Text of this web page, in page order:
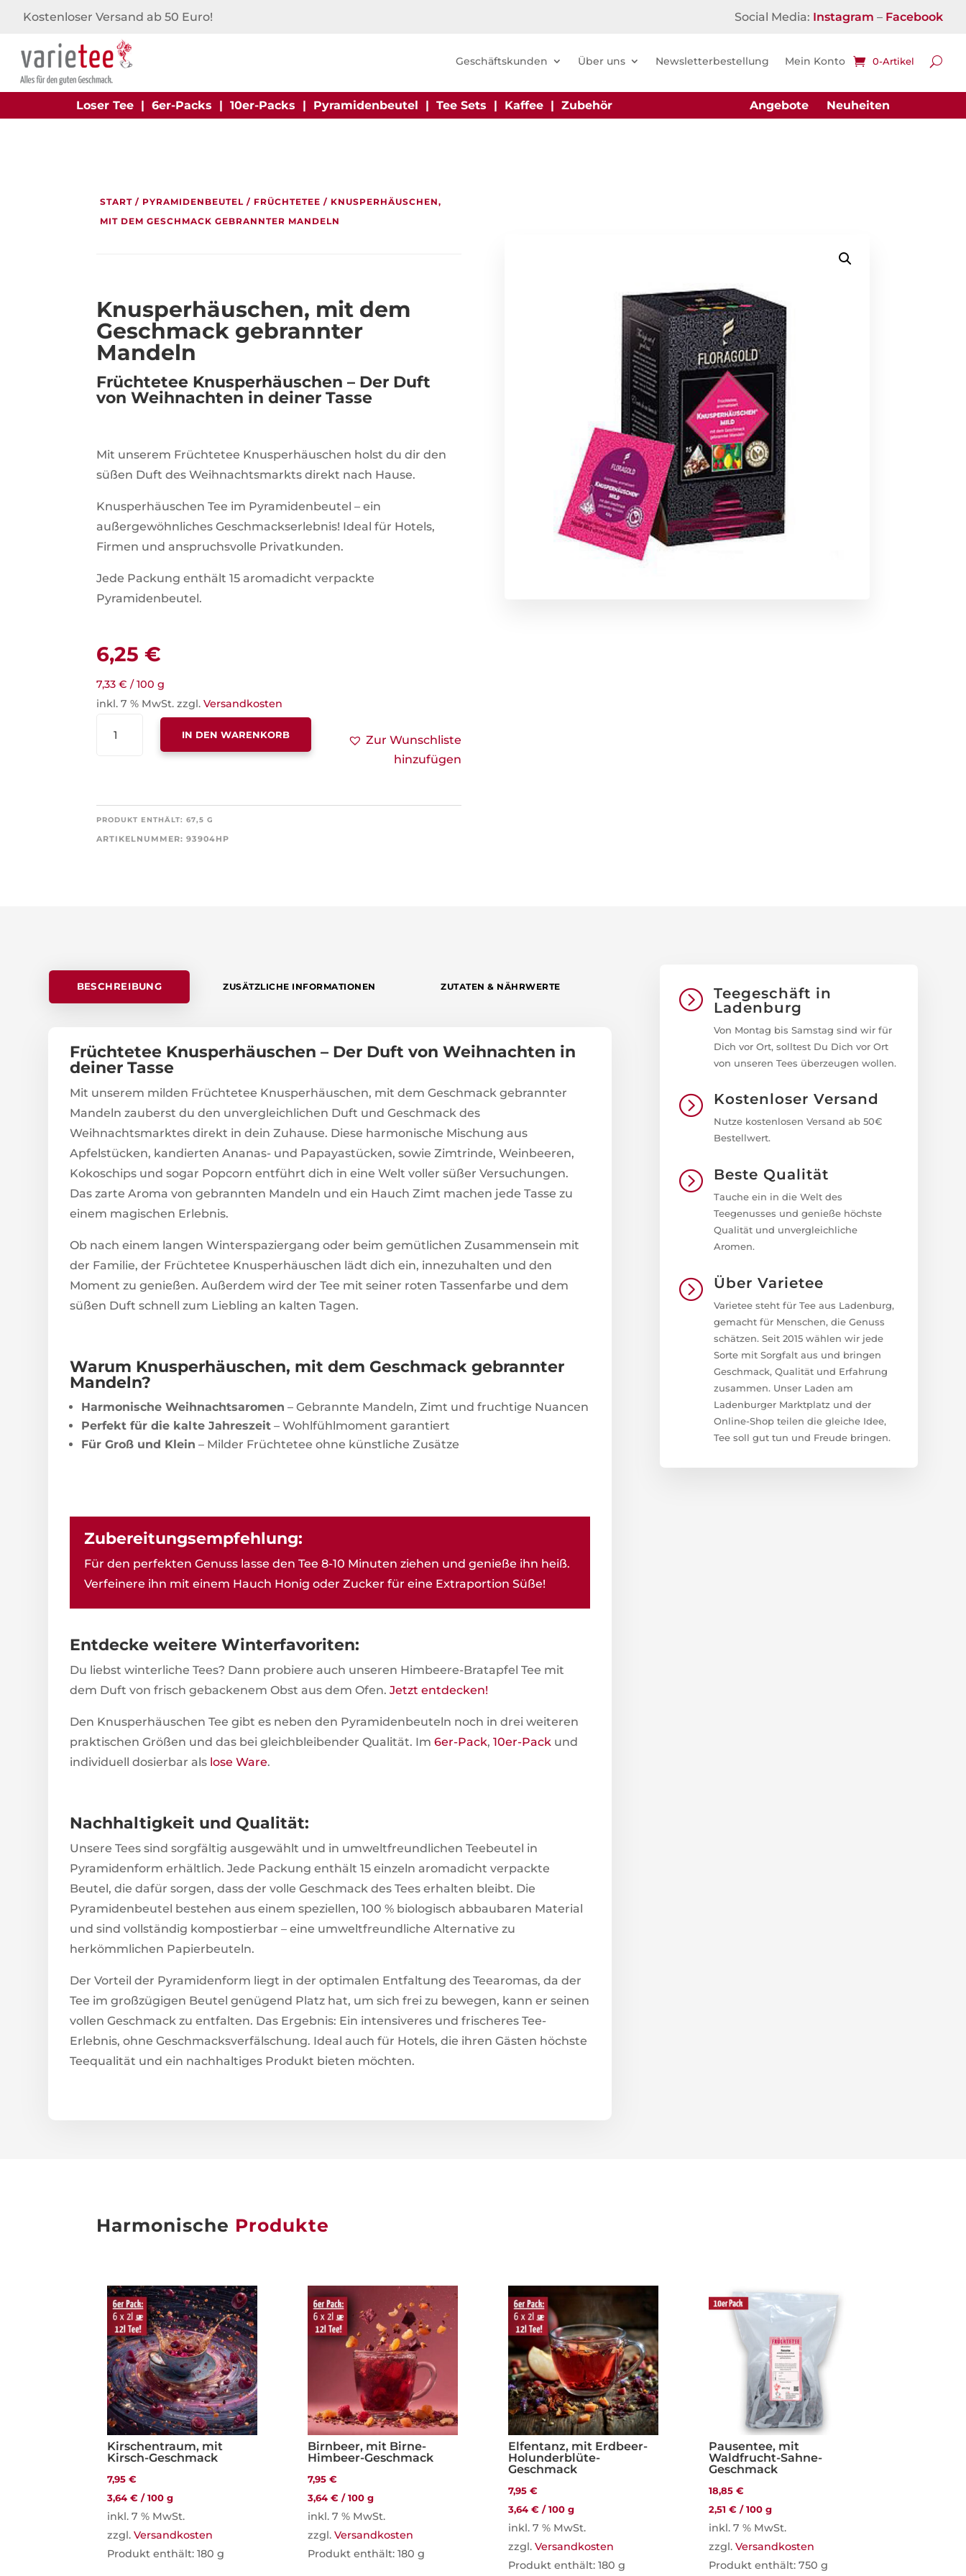
Kostenloser Versand ab 50 Euro! Social Media: Instagram – Facebook
Geschäftskunden Über uns Newsletterbestellung Mein Konto 0-Artikel
Loser Tee| 6er-Packs | 10er-Packs | Pyramidenbeutel | Tee Sets | Kaffee| Zubehör Angebote Neuheiten
START / PYRAMIDENBEUTEL / FRÜCHTETEE / KNUSPERHÄUSCHEN,
MIT DEM GESCHMACK GEBRANNTER MANDELN
Knusperhäuschen, mit dem
Geschmack gebrannter
Mandeln
Früchtetee Knusperhäuschen – Der Duft
von Weihnachten in deiner Tasse
Mit unserem Früchtetee Knusperhäuschen holst du dir den
süßen Duft des Weihnachtsmarkts direkt nach Hause.
Knusperhäuschen Tee im Pyramidenbeutel – ein
außergewöhnliches Geschmackserlebnis! Ideal für Hotels,
Firmen und anspruchsvolle Privatkunden.
Jede Packung enthält 15 aromadicht verpackte
Pyramidenbeutel.
6,25€
7,33€ /100 g
inkl. 7 % MwSt. zzgl.Versandkosten
KNUSPERHÄUSCHEN,
MANDELN
MENGE
IN DEN WARENKORB
Zur Wunschliste
hinzufügen
PRODUKT ENTHÄLT: 67,5G
ARTIKELNUMMER:93904HP
BESCHREIBUNG ZUSÄTZLICHE INFORMATIONEN ZUTATEN & NÄHRWERTE
Früchtetee Knusperhäuschen – Der Duft von Weihnachten in
deiner Tasse
Mit unserem milden Früchtetee Knusperhäuschen, mit dem Geschmack gebrannter
Mandeln zauberst du den unvergleichlichen Duft und Geschmack des
Weihnachtsmarktes direkt in dein Zuhause. Diese harmonische Mischung aus
Apfelstücken, kandierten Ananas- und Papayastücken, sowie Zimtrinde, Weinbeeren,
Kokoschips und sogar Popcorn entführt dich in eine Welt voller süßer Versuchungen.
Das zarte Aroma von gebrannten Mandeln und ein Hauch Zimt machen jede Tasse zu
einem magischen Erlebnis.
Ob nach einem langen Winterspaziergang oder beim gemütlichen Zusammensein mit
der Familie, der Früchtetee Knusperhäuschen lädt dich ein, innezuhalten und den
Moment zu genießen. Außerdem wird der Tee mit seiner roten Tassenfarbe und dem
süßen Duft schnell zum Liebling an kalten Tagen.
Warum Knusperhäuschen, mit dem Geschmack gebrannter
Mandeln?
Harmonische Weihnachtsaromen – Gebrannte Mandeln, Zimt und fruchtige Nuancen
Perfekt für die kalte Jahreszeit – Wohlfühlmoment garantiert
Für Groß und Klein – Milder Früchtetee ohne künstliche Zusätze
Zubereitungsempfehlung:
Für den perfekten Genuss lasse den Tee 8-10 Minuten ziehen und genieße ihn heiß.
Verfeinere ihn mit einem Hauch Honig oder Zucker für eine Extraportion Süße!
Entdecke weitere Winterfavoriten:
Du liebst winterliche Tees? Dann probiere auch unseren Himbeere-Bratapfel Tee mit
dem Duft von frisch gebackenem Obst aus dem Ofen.Jetzt entdecken!
Den Knusperhäuschen Tee gibt es neben den Pyramidenbeuteln noch in drei weiteren
praktischen Größen und das bei gleichbleibender Qualität. Im6er-Pack,10er-Pack und
individuell dosierbar als lose Ware.
Nachhaltigkeit und Qualität:
Unsere Tees sind sorgfältig ausgewählt und in umweltfreundlichen Teebeutel in
Pyramidenform erhältlich. Jede Packung enthält 15 einzeln aromadicht verpackte
Beutel, die dafür sorgen, dass der volle Geschmack des Tees erhalten bleibt. Die
Pyramidenbeutel bestehen aus einem speziellen, 100 % biologisch abbaubaren Material
und sind vollständig kompostierbar – eine umweltfreundliche Alternative zu
herkömmlichen Papierbeuteln.
Der Vorteil der Pyramidenform liegt in der optimalen Entfaltung des Teearomas, da der
Tee im großzügigen Beutel genügend Platz hat, um sich frei zu bewegen, kann er seinen
vollen Geschmack zu entfalten. Das Ergebnis: Ein intensiveres und frischeres Tee-
Erlebnis, ohne Geschmacksverfälschung. Ideal auch für Hotels, die ihren Gästen höchste
Teequalität und ein nachhaltiges Produkt bieten möchten.
=
Teegeschäft in
Ladenburg
Von Montag bis Samstag sind wir für
Dich vor Ort, solltest Du Dich vor Ort
von unseren Tees überzeugen wollen.
= Kostenloser Versand
Nutze kostenlosen Versand ab 50€
Bestellwert.
= Beste Qualität
Tauche ein in die Welt des
Teegenusses und genieße höchste
Qualität und unvergleichliche
Aromen.
= Über Varietee
Varietee steht für Tee aus Ladenburg,
gemacht für Menschen, die Genuss
schätzen. Seit 2015 wählen wir jede
Sorte mit Sorgfalt aus und bringen
Geschmack, Qualität und Erfahrung
zusammen. Unser Laden am
Ladenburger Marktplatz und der
Online-Shop teilen die gleiche Idee,
Tee soll gut tun und Freude bringen.
Harmonische Produkte
Kirschentraum, mit
Kirsch-Geschmack
7,95€
3,64€ /100 g
inkl. 7 % MwSt.
zzgl.Versandkosten
Produkt enthält: 180g
Birnbeer, mit Birne-
Himbeer-Geschmack
7,95€
3,64€ /100 g
inkl. 7 % MwSt.
zzgl.Versandkosten
Produkt enthält: 180g
Elfentanz, mit Erdbeer-
Holunderblüte-
Geschmack
7,95€
3,64€ /100 g
inkl. 7 % MwSt.
zzgl.Versandkosten
Produkt enthält: 180g
Pausentee, mit
Waldfrucht-Sahne-
Geschmack
18,85€
2,51€ /100 g
inkl. 7 % MwSt.
zzgl.Versandkosten
Produkt enthält: 750g